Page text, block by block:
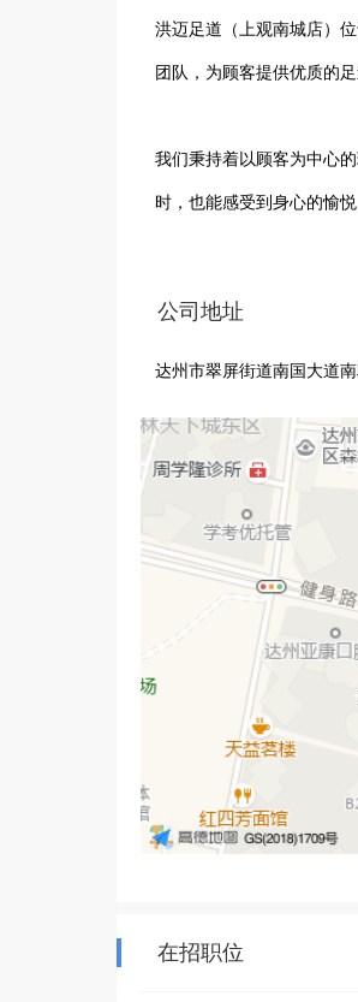
洪迈足道（上观南城店）
团队，为顾客提供优质的足
我们秉持着以顾客为中心
时，也能感受到身心的愉悦
除了足道服务，我们还提
赖和好评。
洪迈足道（上观南城店）
得信赖的养生好去处。
公司地址
达州市翠屏街道南国大道
在招职位